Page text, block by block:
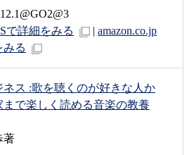
で詳細をみる
| amazon.co.jp
みる
ネス :歌を聴くのが好きな人か
まで楽しく読める音楽の教養
著